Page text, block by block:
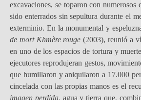
excavaciones, se toparon con numerosos
sido enterrados sin sepultura durante el
exterminio. En la monumental y
de mort Khmère rouge (2003), reunió a
en uno de los espacios de tortura y
ejecutores reprodujeran gestos,
que humillaron y aniquilaron a 17.000
cincelada con las propias manos es el
imagen perdida, agua y tierra que,